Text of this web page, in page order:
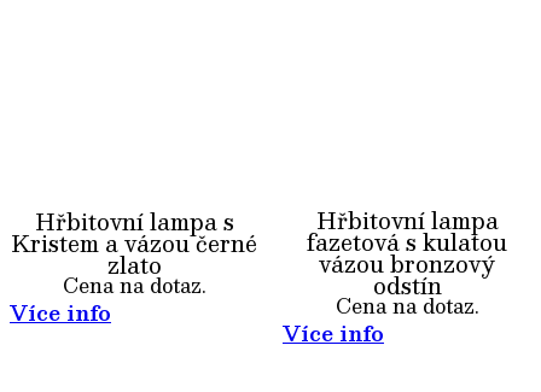
Hřbitovní lampa s
Kristem a vázou černé
zlato
Cena na dotaz.
Více info
Hřbitovní lampa
fazetová s kulatou
vázou bronzový
odstín
Cena na dotaz.
Více info